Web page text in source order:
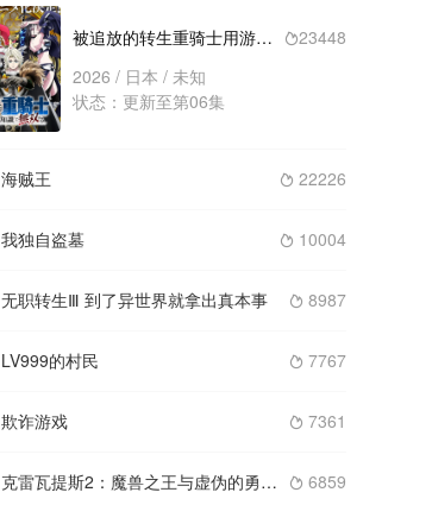
饿狼传：孤狼之道
类型： / 年份：2024
23448
被追放的转生重骑士用游戏知识开无双
2026 / 日本 / 未知
状态：更新至第06集
 22226
海贼王
 10004
我独自盗墓
 8987
无职转生Ⅲ 到了异世界就拿出真本事
 7767
LV999的村民
 7361
欺诈游戏
 6859
克雷瓦提斯2：魔兽之王与虚伪的勇者传承